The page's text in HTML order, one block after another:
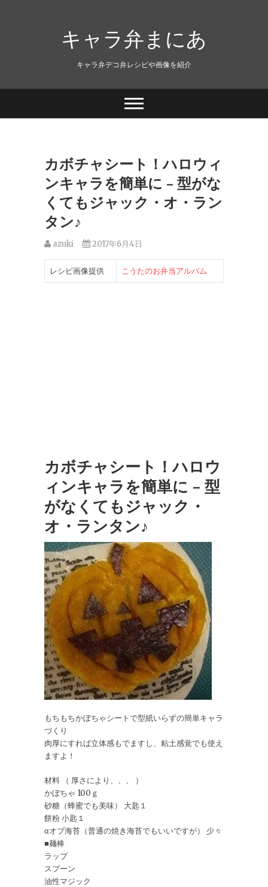
キャラ弁まにあ
キャラ弁デコ弁レシピや画像を紹介
カボチャシート！ハロウィ
ンキャラを簡単に – 型がな
くてもジャック・オ・ラン
タン♪
azuki 2017年6月4日
レシピ画像提供 こうたのお弁当アルバム
カボチャシート！ハロウ
ィンキャラを簡単に – 型
がなくてもジャック・
オ・ランタン♪
もちもちかぼちゃシートで型紙いらずの簡単キャラ
づくり
肉厚にすれば立体感もでますし、粘土感覚でも使え
ますよ！
材料 （ 厚さにより、、、 ）
かぼちゃ 100ｇ
砂糖（蜂蜜でも美味） 大匙１
餅粉 小匙１
αオブ海苔（普通の焼き海苔でもいいですが） 少々
■麺棒
ラップ
スプーン
油性マジック